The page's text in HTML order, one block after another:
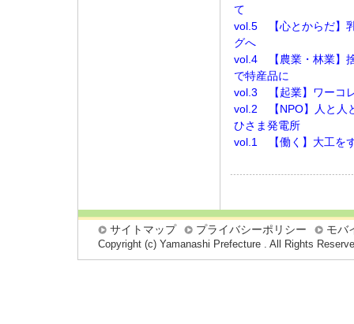
て
vol.5 【心とからだ】
グへ
vol.4 【農業・林業】
で特産品に
vol.3 【起業】ワーコ
vol.2 【NPO】人と人
ひさま発電所
vol.1 【働く】大工を
サイトマップ プライバシーポリシー モバ
Copyright (c) Yamanashi Prefecture . All Rights